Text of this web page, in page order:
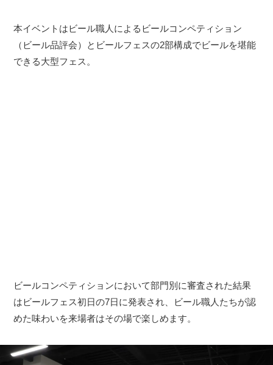
本イベントはビール職人によるビールコンペティション
（ビール品評会）とビールフェスの2部構成でビールを堪能
できる大型フェス。
ビールコンペティションにおいて部門別に審査された結果
はビールフェス初日の7日に発表され、ビール職人たちが認
めた味わいを来場者はその場で楽しめます。